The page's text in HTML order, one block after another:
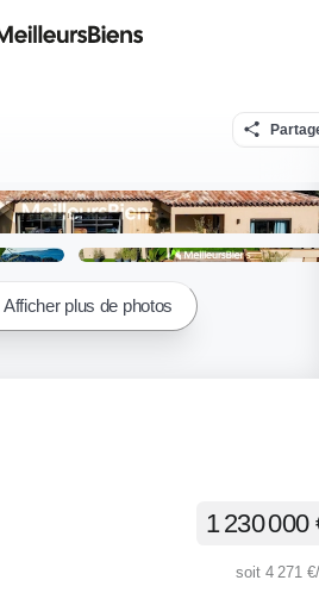
Afficher plus de photos
1 230 000
soit 4 271 €